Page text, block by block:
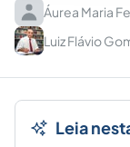
Áurea Maria
Luiz Flávio
Leia